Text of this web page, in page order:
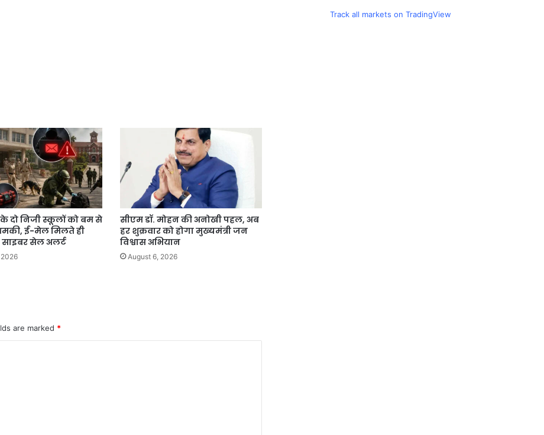
दो निजी स्कूलों को बम से
ई-मेल मिलते ही
सेल अलर्ट
सीएम डॉ. मोहन की अनोखी पहल, अब
हर शुक्रवार को होगा मुख्यमंत्री जन
विश्वास अभियान
August 6, 2026
are marked *
Track all markets on TradingView